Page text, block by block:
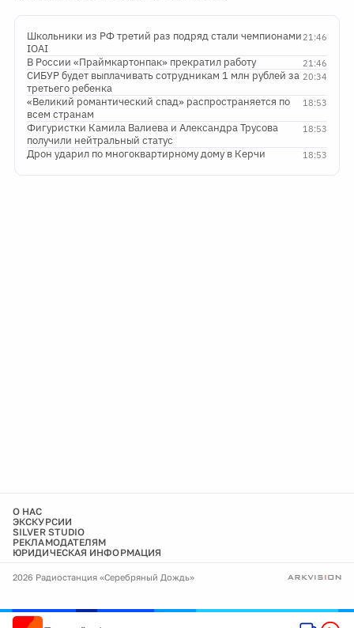
21:46
Школьники из РФ третий раз подряд стали чемпионами
IOAI
21:46
В России «Праймкартонпак» прекратил работу
20:34
СИБУР будет выплачивать сотрудникам 1 млн рублей за
третьего ребенка
18:53
«Великий романтический спад» распространяется по
всем странам
18:53
Фигуристки Камила Валиева и Александра Трусова
получили нейтральный статус
18:53
Дрон ударил по многоквартирному дому в Керчи
О НАС
ЭКСКУРСИИ
SILVER STUDIO
РЕКЛАМОДАТЕЛЯМ
ЮРИДИЧЕСКАЯ ИНФОРМАЦИЯ
2026 Радиостанция «Серебряный Дождь»